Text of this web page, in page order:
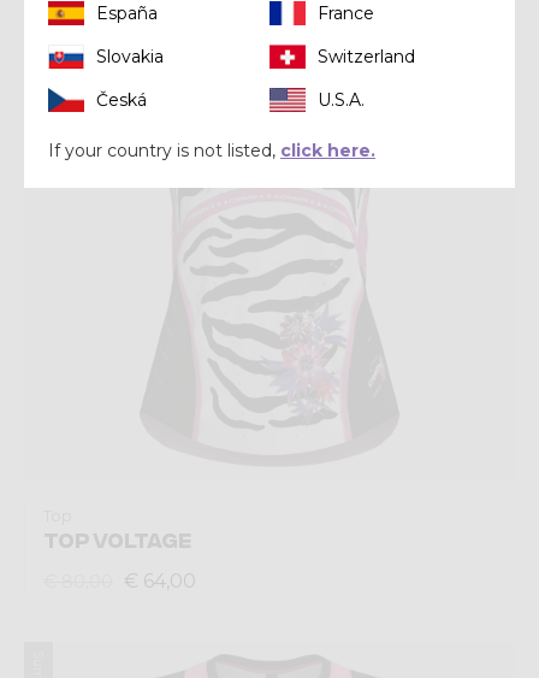
TOP VOLTAGE
€ 64,00
España
France
Slovakia
Switzerland
Česká
U.S.A.
If your country is not listed, click here.